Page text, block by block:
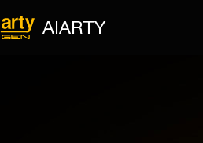
AIARTY